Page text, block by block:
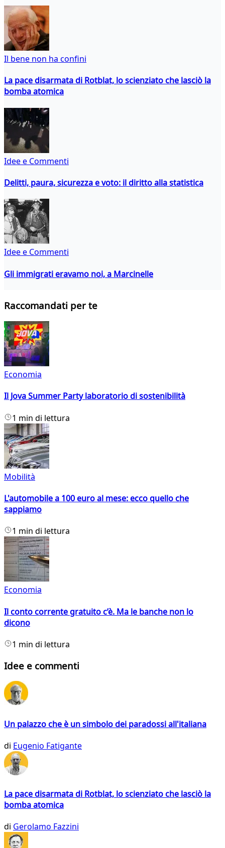
Il bene non ha confini
La pace disarmata di Rotblat, lo scienziato che lasciò la
bomba atomica
Idee e Commenti
Delitti, paura, sicurezza e voto: il diritto alla statistica
Idee e Commenti
Gli immigrati eravamo noi, a Marcinelle
Raccomandati per te
Economia
Il Jova Summer Party laboratorio di sostenibilità
1 min di lettura
Mobilità
L'automobile a 100 euro al mese: ecco quello che
sappiamo
1 min di lettura
Economia
Il conto corrente gratuito c’è. Ma le banche non lo
dicono
1 min di lettura
Idee e commenti
Un palazzo che è un simbolo dei paradossi all'italiana
di Eugenio Fatigante
La pace disarmata di Rotblat, lo scienziato che lasciò la
bomba atomica
di Gerolamo Fazzini